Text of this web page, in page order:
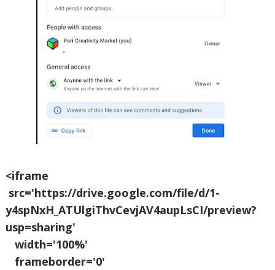
<iframe
src='https://drive.google.com/file/d/1-
y4spNxH_ATUlgiThvCevjAV4aupLsCI/preview?
usp=sharing'
width='100%'
frameborder='0'